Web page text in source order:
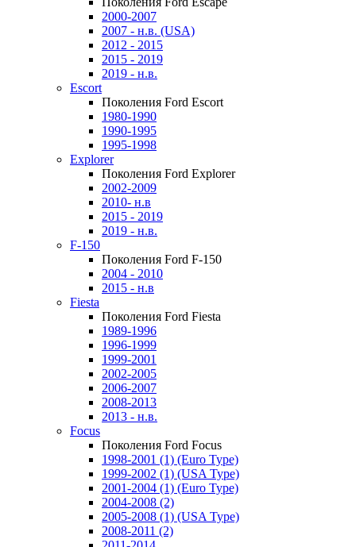
2000-2007
2007 - н.в. (USA)
2012 - 2015
2015 - 2019
2019 - н.в.
Escort
Поколения Ford Escort
1980-1990
1990-1995
1995-1998
Explorer
Поколения Ford Explorer
2002-2009
2010- н.в
2015 - 2019
2019 - н.в.
F-150
Поколения Ford F-150
2004 - 2010
2015 - н.в
Fiesta
Поколения Ford Fiesta
1989-1996
1996-1999
1999-2001
2002-2005
2006-2007
2008-2013
2013 - н.в.
Focus
Поколения Ford Focus
1998-2001 (1) (Euro Type)
1999-2002 (1) (USA Type)
2001-2004 (1) (Euro Type)
2004-2008 (2)
2005-2008 (1) (USA Type)
2008-2011 (2)